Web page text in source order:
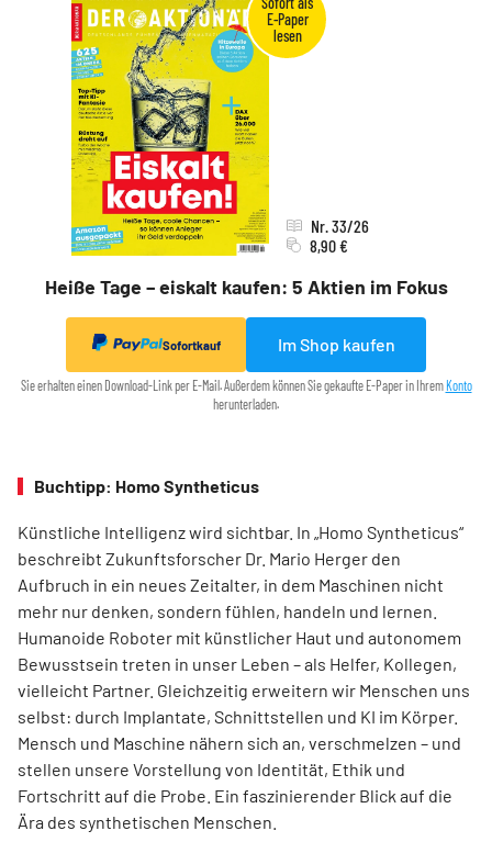
Heiße Tage – eiskalt kaufen: 5 Aktien im Fokus
Nr. 33/26
8,90 €
Sofortkauf Im Shop kaufen
Sie erhalten einen Download-Link per E-Mail. Außerdem können Sie gekaufte E-Paper in Ihrem Konto
herunterladen.
Buchtipp: Homo Syntheticus
Künstliche Intelligenz wird sichtbar. In „Homo Syntheticus“
beschreibt Zukunftsforscher Dr. Mario Herger den
Aufbruch in ein neues Zeitalter, in dem Maschinen nicht
mehr nur denken, sondern fühlen, handeln und lernen.
Humanoide Roboter mit künstlicher Haut und autonomem
Bewusstsein treten in unser Leben – als Helfer, Kollegen,
vielleicht Partner. Gleichzeitig erweitern wir Menschen uns
selbst: durch Implantate, Schnittstellen und KI im Körper.
Mensch und Maschine nähern sich an, verschmelzen – und
stellen unsere Vorstellung von Identität, Ethik und
Fortschritt auf die Probe. Ein faszinierender Blick auf die
Ära des synthetischen Menschen.